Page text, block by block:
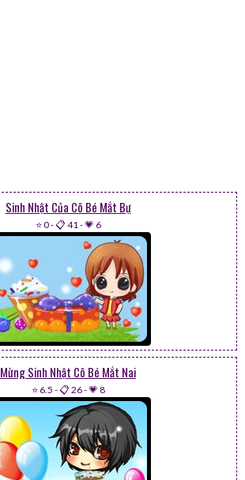
Sinh Nhật Của Cô Bé Mắt Bự
⭐ 0-📋 41-💗 6
Mừng Sinh Nhật Cô Bé Mắt Nai
⭐ 6.5 -📋 26-💗 8